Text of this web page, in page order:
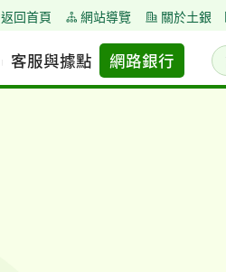
返回首頁 網站導覽 關於土銀
客服與據點 網路銀行
請
輸